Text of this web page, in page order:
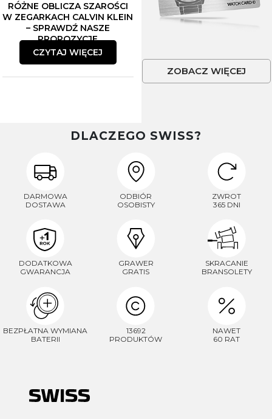
RÓŻNE OBLICZA SZAROŚCI
W ZEGARKACH CALVIN KLEIN
– SPRAWDŹ NASZE
PROPOZYCJE
CZYTAJ WIĘCEJ
ZOBACZ WIĘCEJ
DLACZEGO SWISS?
DARMOWA
DOSTAWA
ODBIÓR
OSOBISTY
ZWROT
365 DNI
DODATKOWA
GWARANCJA
GRAWER
GRATIS
SKRACANIE
BRANSOLETY
BEZPŁATNA WYMIANA
BATERII
13692
PRODUKTÓW
NAWET
60 RAT